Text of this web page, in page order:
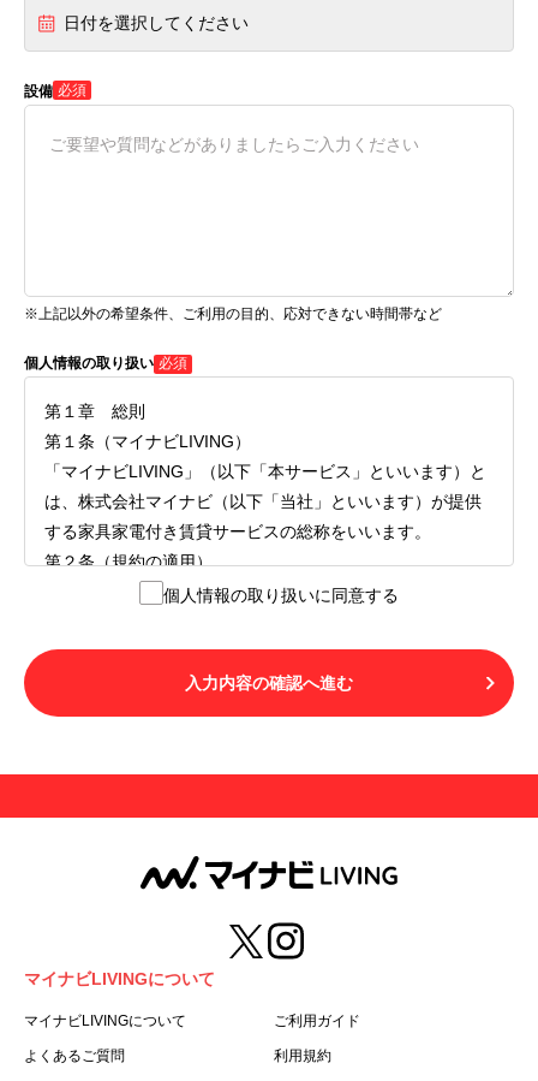
日付を選択してください
設備 必須
※上記以外の希望条件、ご利用の目的、応対できない時間帯など
個人情報の取り扱い 必須
第１章 総則
第１条（マイナビLIVING）
「マイナビLIVING」（以下「本サービス」といいます）と
は、株式会社マイナビ（以下「当社」といいます）が提供
する家具家電付き賃貸サービスの総称をいいます。
第２条（規約の適用）
１.本サービスを利用する者（以下「利用者」といいます）
LIVINGご契約にあたり取得する個人情報の取り扱いについ
て」の内容をすべて承諾したものとみなされます。不承諾
の意思表示は、本サービスを利用しないことをもってのみ
用することはできません。
第３条（用語の定義）
１.「本サ―ビス」とは、第１章第１条で規定する当社が運
営するマイナビLIVINGを意味します。
２.「利用者」とは、第１章第２条に規定する本サービスを
利用する個人を意味します。
３.「本サイト」とは、当社が運営する本サービスに関する
個人情報の取り扱いに同意する
入力内容の確認へ進む
マイナビLIVINGについて
マイナビLIVINGについて ご利用ガイド
よくあるご質問 利用規約